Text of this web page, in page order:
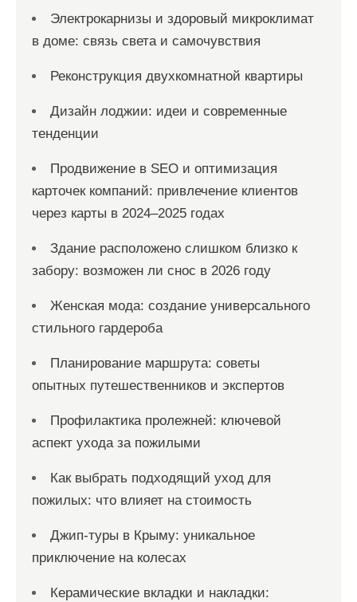
Электрокарнизы и здоровый микроклимат
в доме: связь света и самочувствия
Реконструкция двухкомнатной квартиры
Дизайн лоджии: идеи и современные
тенденции
Продвижение в SEO и оптимизация
карточек компаний: привлечение клиентов
через карты в 2024–2025 годах
Здание расположено слишком близко к
забору: возможен ли снос в 2026 году
Женская мода: создание универсального
стильного гардероба
Планирование маршрута: советы
опытных путешественников и экспертов
Профилактика пролежней: ключевой
аспект ухода за пожилыми
Как выбрать подходящий уход для
пожилых: что влияет на стоимость
Джип-туры в Крыму: уникальное
приключение на колесах
Керамические вкладки и накладки: